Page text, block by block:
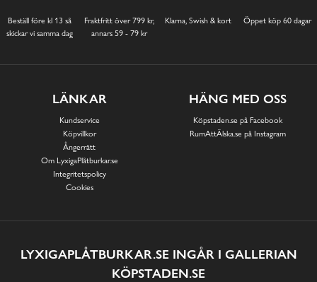
Beställ före kl 13 så
skickar vi samma dag
Fraktfritt över 799 kr,
annars 59 - 79 kr
Klarna, Swish & kort Öppet köp 60 dagar
LÄNKAR
Kundservice
Köpvillkor
Ångerrätt
Om LyxigaPlåtburkar.se
Integritetspolicy
Cookies
HÄNG MED OSS
Köpstaden.se på Facebook
RumAttÄlska.se på Instagram
LYXIGAPLÅTBURKAR.SE INGÅR I GALLERIAN
KÖPSTADEN.SE